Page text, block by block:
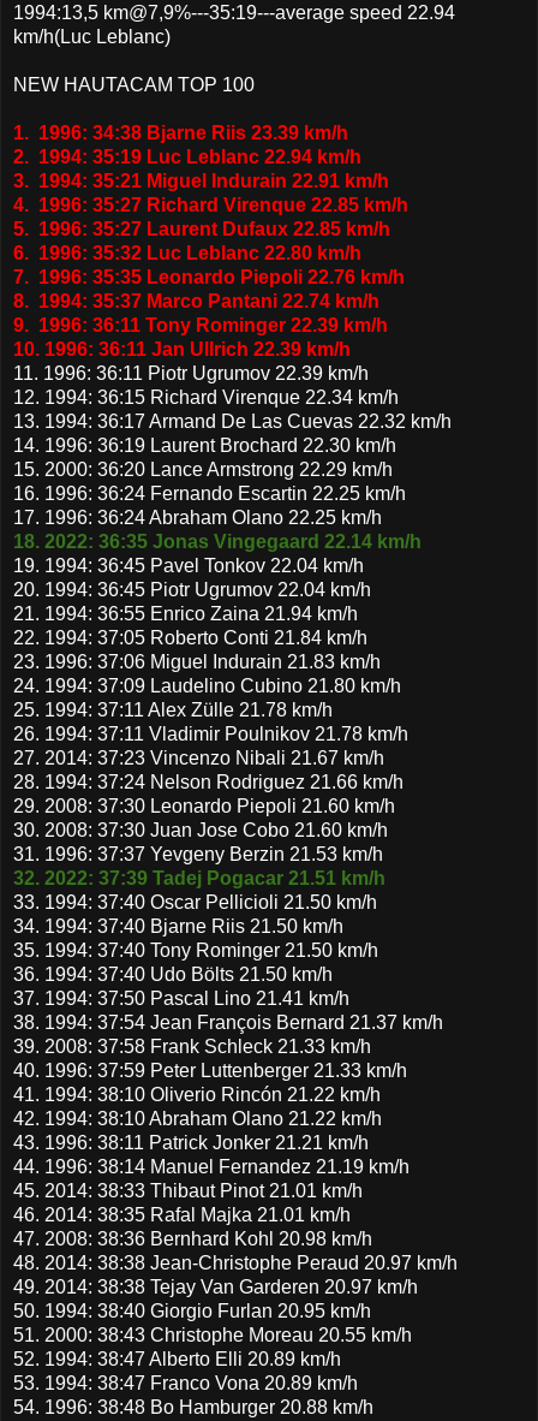
1994:13,5 km@7,9%---35:19---average speed 22.94
km/h(Luc Leblanc)
NEW HAUTACAM TOP 100
1. 1996: 34:38 Bjarne Riis 23.39 km/h
2. 1994: 35:19 Luc Leblanc 22.94 km/h
3. 1994: 35:21 Miguel Indurain 22.91 km/h
4. 1996: 35:27 Richard Virenque 22.85 km/h
5. 1996: 35:27 Laurent Dufaux 22.85 km/h
6. 1996: 35:32 Luc Leblanc 22.80 km/h
7. 1996: 35:35 Leonardo Piepoli 22.76 km/h
8. 1994: 35:37 Marco Pantani 22.74 km/h
9. 1996: 36:11 Tony Rominger 22.39 km/h
10. 1996: 36:11 Jan Ullrich 22.39 km/h
11. 1996: 36:11 Piotr Ugrumov 22.39 km/h
12. 1994: 36:15 Richard Virenque 22.34 km/h
13. 1994: 36:17 Armand De Las Cuevas 22.32 km/h
14. 1996: 36:19 Laurent Brochard 22.30 km/h
15. 2000: 36:20 Lance Armstrong 22.29 km/h
16. 1996: 36:24 Fernando Escartin 22.25 km/h
17. 1996: 36:24 Abraham Olano 22.25 km/h
18. 2022: 36:35 Jonas Vingegaard 22.14 km/h
19. 1994: 36:45 Pavel Tonkov 22.04 km/h
20. 1994: 36:45 Piotr Ugrumov 22.04 km/h
21. 1994: 36:55 Enrico Zaina 21.94 km/h
22. 1994: 37:05 Roberto Conti 21.84 km/h
23. 1996: 37:06 Miguel Indurain 21.83 km/h
24. 1994: 37:09 Laudelino Cubino 21.80 km/h
25. 1994: 37:11 Alex Zülle 21.78 km/h
26. 1994: 37:11 Vladimir Poulnikov 21.78 km/h
27. 2014: 37:23 Vincenzo Nibali 21.67 km/h
28. 1994: 37:24 Nelson Rodriguez 21.66 km/h
29. 2008: 37:30 Leonardo Piepoli 21.60 km/h
30. 2008: 37:30 Juan Jose Cobo 21.60 km/h
31. 1996: 37:37 Yevgeny Berzin 21.53 km/h
32. 2022: 37:39 Tadej Pogacar 21.51 km/h
33. 1994: 37:40 Oscar Pellicioli 21.50 km/h
34. 1994: 37:40 Bjarne Riis 21.50 km/h
35. 1994: 37:40 Tony Rominger 21.50 km/h
36. 1994: 37:40 Udo Bölts 21.50 km/h
37. 1994: 37:50 Pascal Lino 21.41 km/h
38. 1994: 37:54 Jean François Bernard 21.37 km/h
39. 2008: 37:58 Frank Schleck 21.33 km/h
40. 1996: 37:59 Peter Luttenberger 21.33 km/h
41. 1994: 38:10 Oliverio Rincón 21.22 km/h
42. 1994: 38:10 Abraham Olano 21.22 km/h
43. 1996: 38:11 Patrick Jonker 21.21 km/h
44. 1996: 38:14 Manuel Fernandez 21.19 km/h
45. 2014: 38:33 Thibaut Pinot 21.01 km/h
46. 2014: 38:35 Rafal Majka 21.01 km/h
47. 2008: 38:36 Bernhard Kohl 20.98 km/h
48. 2014: 38:38 Jean-Christophe Peraud 20.97 km/h
49. 2014: 38:38 Tejay Van Garderen 20.97 km/h
50. 1994: 38:40 Giorgio Furlan 20.95 km/h
51. 2000: 38:43 Christophe Moreau 20.55 km/h
52. 1994: 38:47 Alberto Elli 20.89 km/h
53. 1994: 38:47 Franco Vona 20.89 km/h
54. 1996: 38:48 Bo Hamburger 20.88 km/h